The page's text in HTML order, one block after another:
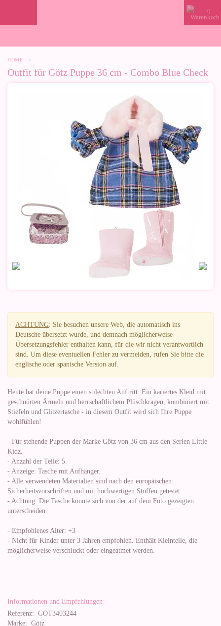
0
HOME >
Outfit für Götz Puppe 36 cm - Combo Blue Check
ACHTUNG: Sie besuchen unsere Web, die automatisch ins
Deutsche übersetzt wurde, und demnach möglicherweise
Übersetzungsfehler enthalten kann, für die wir nicht verantwortlich
sind. Um diese eventuellen Fehler zu vermeiden, rufen Sie bitte die
englische oder spanische Version auf.
Heute hat deine Puppe einen stilechten Auftritt. Ein kariertes Kleid mit
geschnürten Ärmeln und herrschaftlichem Plüschkragen, kombiniert mit
Stiefeln und Glitzertasche - in diesem Outfit wird sich Ihre Puppe
wohlfühlen!
- Für stehende Puppen der Marke Götz von 36 cm aus den Serien Little
Kidz.
- Anzahl der Teile: 5.
- Anzeige: Tasche mit Aufhänger.
- Alle verwendeten Materialien sind nach den europäischen
Sicherheitsvorschriften und mit hochwertigen Stoffen getestet.
- Achtung: Die Tasche könnte sich von der auf dem Foto gezeigten
unterscheiden.
- Empfohlenes Alter: +3
- Nicht für Kinder unter 3 Jahren empfohlen. Enthält Kleinteile, die
möglicherweise verschluckt oder eingeatmet werden.
Informationen und Empfehlungen
Referenz: GOT3403244
Marke: Götz